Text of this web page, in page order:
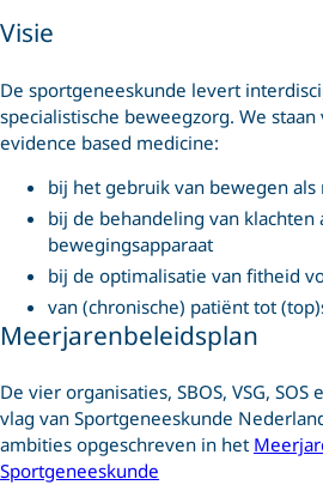
Visie
De sportgeneeskunde levert
specialistische beweegzorg. We
evidence based medicine:
bij het gebruik van bewegen als
bij de behandeling van klachten
bewegingsapparaat
bij de optimalisatie van fitheid
van (chronische) patiënt tot
Meerjarenbeleidsplan
De vier organisaties, SBOS, VSG,
vlag van Sportgeneeskunde
ambities opgeschreven in het
Sportgeneeskunde